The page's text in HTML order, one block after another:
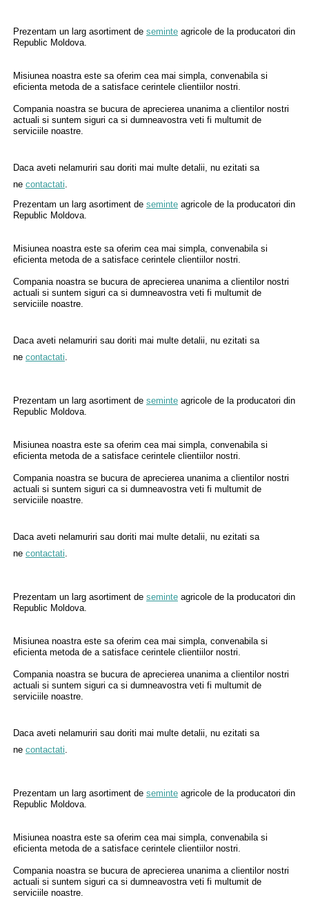
Prezentam un larg asortiment de seminte agricole de la producatori din
Republic Moldova.
Misiunea noastra este sa oferim cea mai simpla, convenabila si
eficienta metoda de a satisface cerintele clientiilor nostri.
Compania noastra se bucura de aprecierea unanima a clientilor nostri
actuali si suntem siguri ca si dumneavostra veti fi multumit de
serviciile noastre.
Daca aveti nelamuriri sau doriti mai multe detalii, nu ezitati sa
ne contactati.
Prezentam un larg asortiment de seminte agricole de la producatori din
Republic Moldova.
Misiunea noastra este sa oferim cea mai simpla, convenabila si
eficienta metoda de a satisface cerintele clientiilor nostri.
Compania noastra se bucura de aprecierea unanima a clientilor nostri
actuali si suntem siguri ca si dumneavostra veti fi multumit de
serviciile noastre.
Daca aveti nelamuriri sau doriti mai multe detalii, nu ezitati sa
ne contactati.
Prezentam un larg asortiment de seminte agricole de la producatori din
Republic Moldova.
Misiunea noastra este sa oferim cea mai simpla, convenabila si
eficienta metoda de a satisface cerintele clientiilor nostri.
Compania noastra se bucura de aprecierea unanima a clientilor nostri
actuali si suntem siguri ca si dumneavostra veti fi multumit de
serviciile noastre.
Daca aveti nelamuriri sau doriti mai multe detalii, nu ezitati sa
ne contactati.
Prezentam un larg asortiment de seminte agricole de la producatori din
Republic Moldova.
Misiunea noastra este sa oferim cea mai simpla, convenabila si
eficienta metoda de a satisface cerintele clientiilor nostri.
Compania noastra se bucura de aprecierea unanima a clientilor nostri
actuali si suntem siguri ca si dumneavostra veti fi multumit de
serviciile noastre.
Daca aveti nelamuriri sau doriti mai multe detalii, nu ezitati sa
ne contactati.
Prezentam un larg asortiment de seminte agricole de la producatori din
Republic Moldova.
Misiunea noastra este sa oferim cea mai simpla, convenabila si
eficienta metoda de a satisface cerintele clientiilor nostri.
Compania noastra se bucura de aprecierea unanima a clientilor nostri
actuali si suntem siguri ca si dumneavostra veti fi multumit de
serviciile noastre.